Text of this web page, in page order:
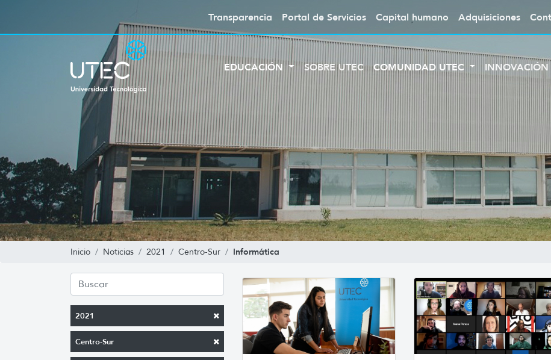
Transparencia Portal de Servicios Capital humano Adquisiciones
EDUCACIÓN SOBRE UTEC COMUNIDAD UTEC INNOVACIÓN
Inicio Noticias 2021 Centro-Sur Informática
2021
Centro-Sur